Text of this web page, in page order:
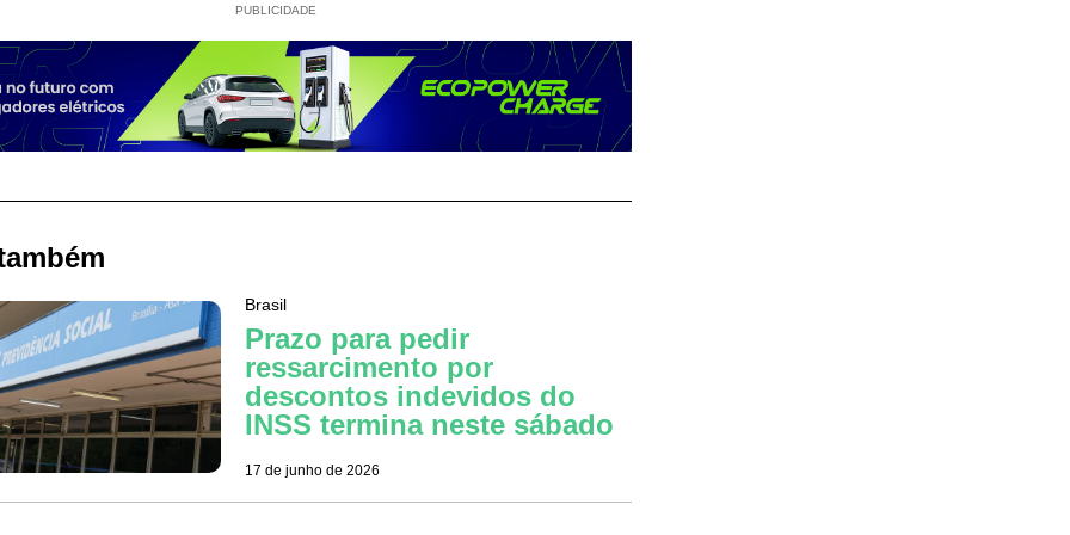
PUBLICIDADE
Brasil
Prazo para pedir
ressarcimento por
descontos indevidos do
INSS termina neste sábado
17 de junho de 2026